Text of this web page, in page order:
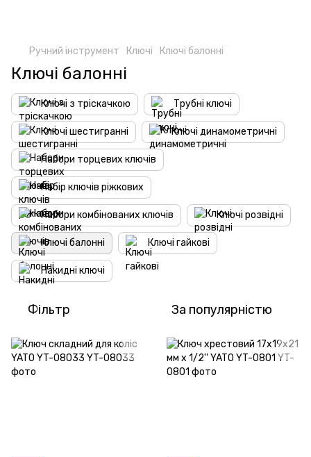
Ручний інструмент Ключі Ключі балонні
Ключі балонні
Ключі з тріскачкою Трубні ключі
Ключі шестигранні Ключі динамометричні
Набори торцевих ключів
Набір ключів ріжкових
Набори комбінованих ключів Ключі розвідні
Ключі балонні Ключі гайкові
Накидні ключі
Фільтр За популярністю